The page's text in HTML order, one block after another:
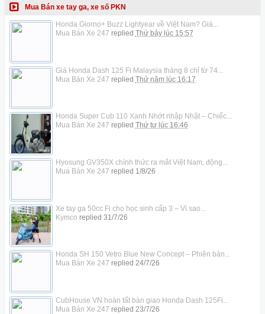
Mua Bán xe tay ga, xe số PKN
Honda Giorno+ Buzz Lightyear về Việt Nam? Giá...
Mua Bán Xe 247 replied Thứ bảy lúc 15:57
Giá Honda Dash 125 Fi Malaysia tháng 8 chỉ từ 74...
Mua Bán Xe 247 replied Thứ năm lúc 16:17
Honda Super Cub 110 Xanh Nhớt nhập Nhật – Chiếc...
Mua Bán Xe 247 replied Thứ tư lúc 16:46
Hyosung GV350X chính thức ra mắt Việt Nam, động...
Mua Bán Xe 247 replied 1/8/26
Xe tay ga 50cc Fi cho học sinh cấp 3 – Vì sao...
Kymco replied 31/7/26
Honda SH 150 Vetro Blue New Concept – Phiên bản...
Mua Bán Xe 247 replied 24/7/26
CubHouse VN hoàn tất bàn giao Honda Dash 125Fi...
Mua Bán Xe 247 replied 23/7/26